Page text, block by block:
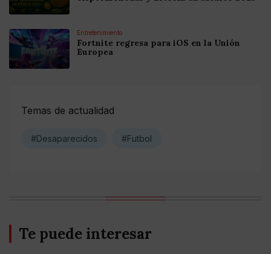
Entretenimiento
Fortnite regresa para iOS en la Unión
Europea
Temas de actualidad
#Desaparecidos #Futbol
Te puede interesar